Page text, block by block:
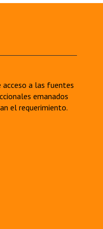
acceso a las fuentes
emanados
el requerimiento.